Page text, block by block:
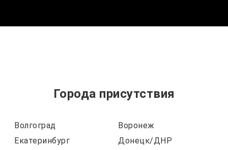
Города присутствия
Волгоград
Воронеж
Екатеринбург
Донецк/ДНР